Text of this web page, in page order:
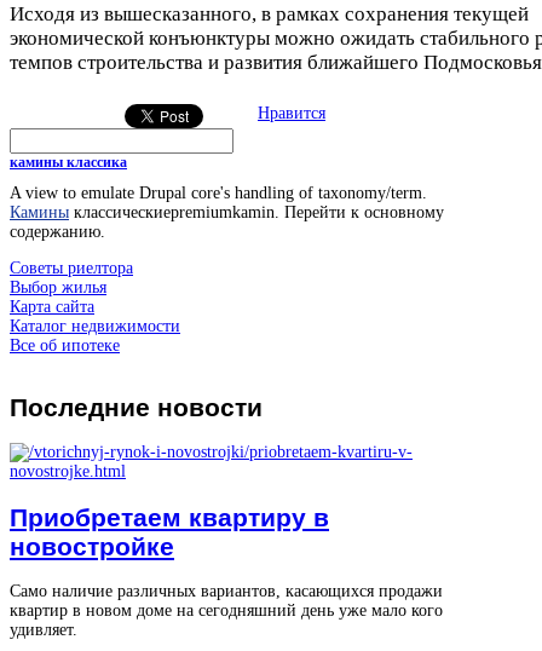
Исходя из вышесказанного, в рамках сохранения текущей
экономической конъюнктуры можно ожидать стабильного
темпов строительства и развития ближайшего
Нравится
камины классика
A view to emulate Drupal core's handling of taxonomy/term.
Камины классическиеpremiumkamin. Перейти к основному
содержанию.
Советы риелтора
Выбор жилья
Карта сайта
Каталог недвижимости
Все об ипотеке
Последние новости
Приобретаем квартиру в
новостройке
Само наличие различных вариантов, касающихся продажи
квартир в новом доме на сегодняшний день уже мало кого
удивляет.